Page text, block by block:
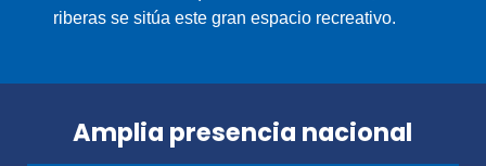
riberas se sitúa este gran espacio recreativo.
Amplia presencia nacional